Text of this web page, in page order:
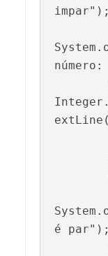
impar");
é par");